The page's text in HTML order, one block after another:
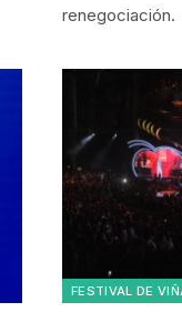
renegociación.
FESTIVAL DE